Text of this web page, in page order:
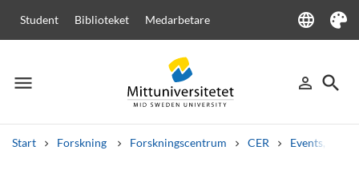
Student Biblioteket Medarbetare language
Language
Tema
menu
Meny person_outline
Logga in
search
Sök
Start Forskning Forskningscentrum CER Events,